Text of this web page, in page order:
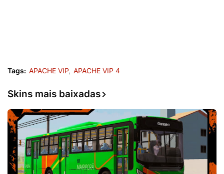
Tags: APACHE VIP APACHE VIP 4
Skins mais baixadas